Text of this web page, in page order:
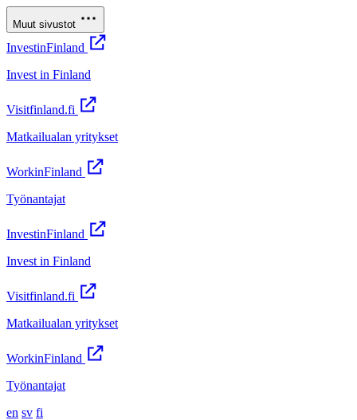
Muut sivustot
InvestinFinland
Invest in Finland
Visitfinland.fi
Matkailualan yritykset
WorkinFinland
Työnantajat
InvestinFinland
Invest in Finland
Visitfinland.fi
Matkailualan yritykset
WorkinFinland
Työnantajat
en sv fi